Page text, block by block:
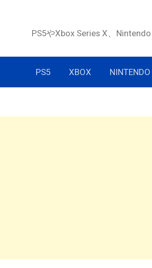
PS5やXbox Series X、
PS5 XBOX NINTENDO